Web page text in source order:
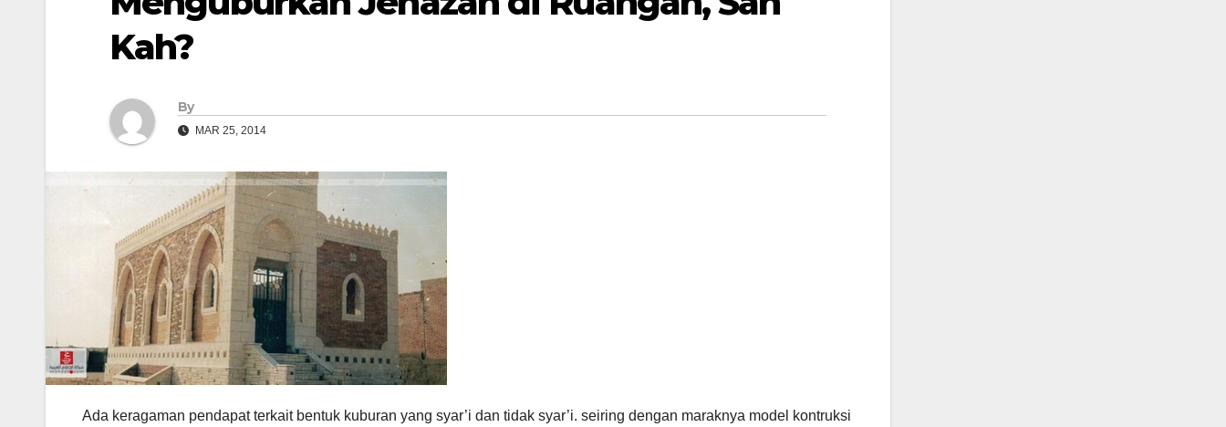
Kah?
By
MAR 25, 2014
Ada keragaman pendapat terkait bentuk kuburan yang syar’i dan tidak syar’i. seiring dengan maraknya model kontruksi